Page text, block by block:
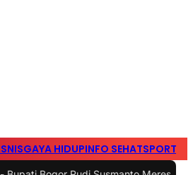
GAYA HIDUPINFO SEHATSPORTS